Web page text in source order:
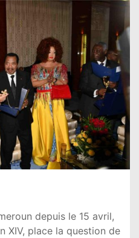
depuis le 15 avril,
XIV, place la question de